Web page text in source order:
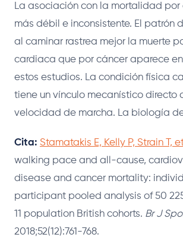
La asociación con la mortalidad por
más débil e inconsistente. El patrón
al caminar rastrea mejor la muerte
cardiaca que por cáncer aparece
estos estudios. La condición física
tiene un vínculo mecanístico directo
velocidad de marcha. La biología
Cita: Stamatakis E, Kelly P, Strain T,
walking pace and all-cause,
disease and cancer mortality:
participant pooled analysis of 50
11 population British cohorts. Br J
2018;52(12):761-768.